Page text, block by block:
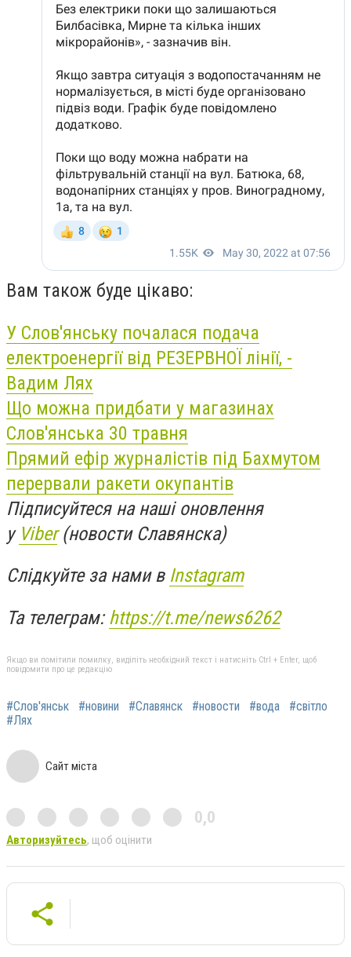
Вам також буде цікаво:
У Слов'янську почалася подача
електроенергії від РЕЗЕРВНОЇ лінії, -
Вадим Лях
Що можна придбати у магазинах
Слов'янська 30 травня
Прямий ефір журналістів під Бахмутом
перервали ракети окупантів
Підписуйтеся на наші оновлення
у Viber(новости Славянска)
Слідкуйте за нами в Instagram
Та телеграм:https://t.me/news6262
Якщо ви помітили помилку, виділіть необхідний текст і натисніть Ctrl + Enter, щоб
повідомити про це редакцію
#Слов'янськ #новини #Славянск #новости #вода
#світло
#Лях
Сайт міста
0,0
Авторизуйтесь, щоб оцінити